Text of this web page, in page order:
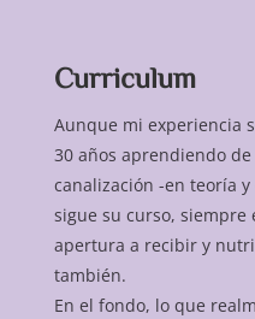
Curriculum
Aunque mi experiencia
30 años aprendiendo
canalización -en teoría
sigue su curso,
apertura a recibir y
también.
En el fondo, lo que